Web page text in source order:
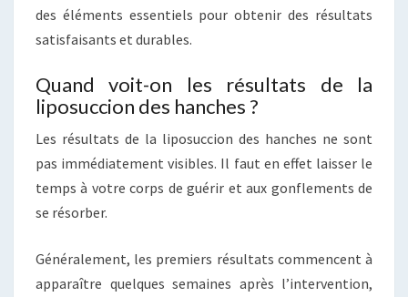
des éléments essentiels pour obtenir des résultats
satisfaisants et durables.
Quand voit-on les résultats de la
liposuccion des hanches ?
Les résultats de la liposuccion des hanches ne sont
pas immédiatement visibles. Il faut en effet laisser le
temps à votre corps de guérir et aux gonflements de
se résorber.
Généralement, les premiers résultats commencent à
apparaître quelques semaines après l’intervention,